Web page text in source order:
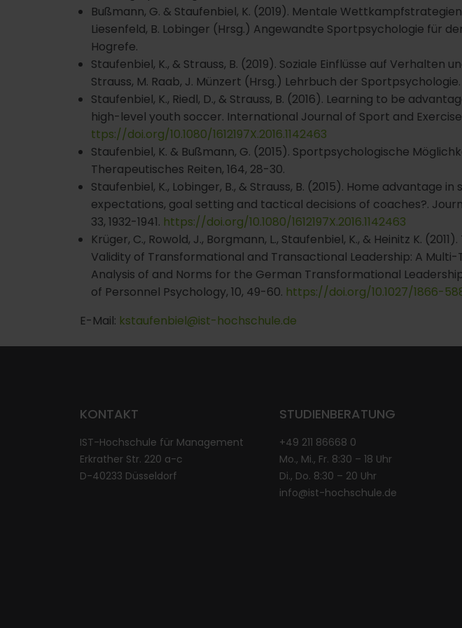
Bußmann, G. & Staufenbiel, K. (2019). Mentale
Liesenfeld, B. Lobinger (Hrsg.) Angewandte Sportpsychologie für
Hogrefe.
Staufenbiel, K., & Strauss, B. (2019). Soziale Einflüsse auf Verhalten
Strauss, M. Raab, J. Münzert (Hrsg.) Lehrbuch der
Staufenbiel, K., Riedl, D., & Strauss, B. (2016). Learning to be
high-level youth soccer. International Journal of Sport and Exercise
ttps://doi.org/10.1080/1612197X.2016.1142463
Staufenbiel, K. & Bußmann, G. (2015). Sportpsychologische
Therapeutisches Reiten, 164, 28-30.
Staufenbiel, K., Lobinger, B., & Strauss, B. (2015). Home advantage
expectations, goal setting and tactical decisions of coaches?.
33, 1932-1941. https://doi.org/10.1080/1612197X.2016.1142463
Krüger, C., Rowold, J., Borgmann, L., Staufenbiel, K., & Heinitz K.
Validity of Transformational and Transactional Leadership: A
Analysis of and Norms for the German Transformational
of Personnel Psychology, 10, 49-60. https://doi.org/10.1027/1866-
E-Mail: kstaufenbiel@ist-hochschule.de
KONTAKT
IST-Hochschule für Management
Erkrather Str. 220 a-c
D-40233 Düsseldorf
STUDIENBERATUNG
+49 211 86668 0
Mo., Mi., Fr. 8:30 – 18 Uhr
Di., Do. 8:30 – 20 Uhr
info@ist-hochschule.de